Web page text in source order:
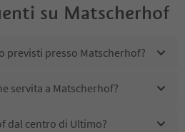
su Matscherhof
previsti presso Matscherhof?
servita a Matscherhof?
dal centro di Ultimo?